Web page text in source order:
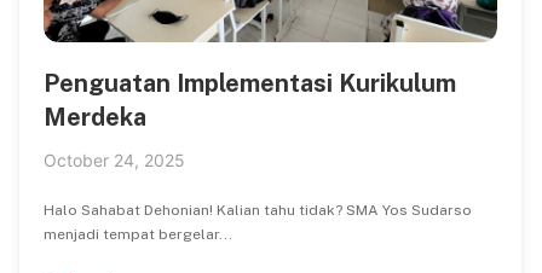
Penguatan Implementasi Kurikulum
Merdeka
October 24, 2025
Halo Sahabat Dehonian! Kalian tahu tidak? SMA Yos Sudarso
menjadi tempat bergelar...